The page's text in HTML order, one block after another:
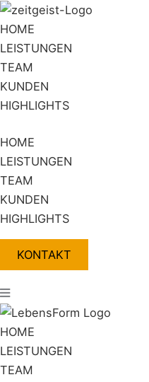
Zum
Inhalt
springen
HOME
LEISTUNGEN
TEAM
KUNDEN
HIGHLIGHTS
HOME
LEISTUNGEN
TEAM
KUNDEN
HIGHLIGHTS
KONTAKT
Flyout
Menu
HOME
LEISTUNGEN
TEAM